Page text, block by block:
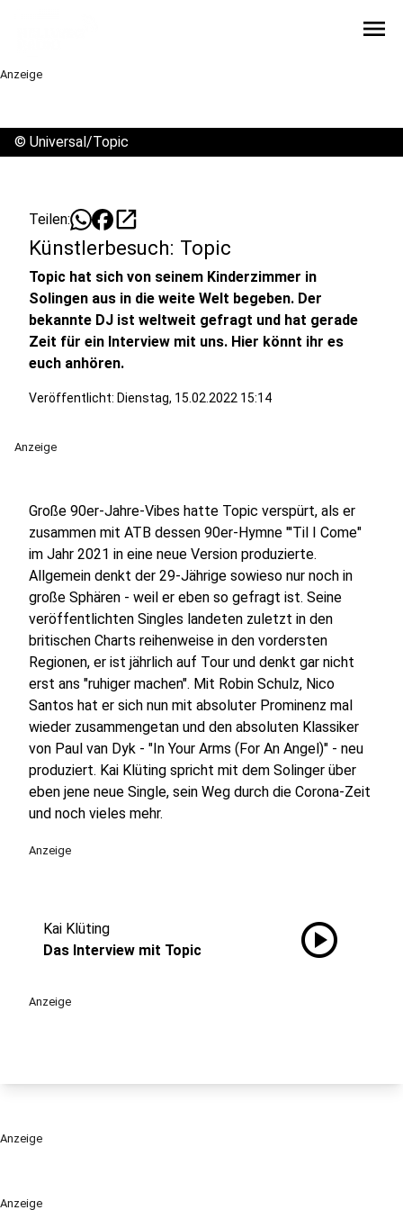
menu
Anzeige
Anzeige
© Universal/Topic
Teilen: open_in_new
Künstlerbesuch: Topic
Topic hat sich von seinem Kinderzimmer in
Solingen aus in die weite Welt begeben. Der
bekannte DJ ist weltweit gefragt und hat gerade
Zeit für ein Interview mit uns. Hier könnt ihr es
euch anhören.
Veröffentlicht: Dienstag, 15.02.2022 15:14
Anzeige
Große 90er-Jahre-Vibes hatte Topic verspürt, als er
zusammen mit ATB dessen 90er-Hymne "'Til I Come"
im Jahr 2021 in eine neue Version produzierte.
Allgemein denkt der 29-Jährige sowieso nur noch in
große Sphären - weil er eben so gefragt ist. Seine
veröffentlichten Singles landeten zuletzt in den
britischen Charts reihenweise in den vordersten
Regionen, er ist jährlich auf Tour und denkt gar nicht
erst ans "ruhiger machen". Mit Robin Schulz, Nico
Santos hat er sich nun mit absoluter Prominenz mal
wieder zusammengetan und den absoluten Klassiker
von Paul van Dyk - "In Your Arms (For An Angel)" - neu
produziert. Kai Klüting spricht mit dem Solinger über
eben jene neue Single, sein Weg durch die Corona-Zeit
und noch vieles mehr.
Anzeige
Kai Klüting
Das Interview mit Topic
play_circle
Anzeige
Anzeige